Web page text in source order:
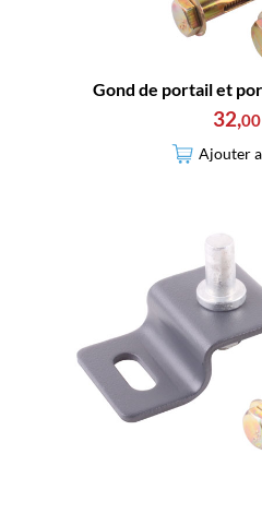
Gond de portail et
32,00
Ajouter